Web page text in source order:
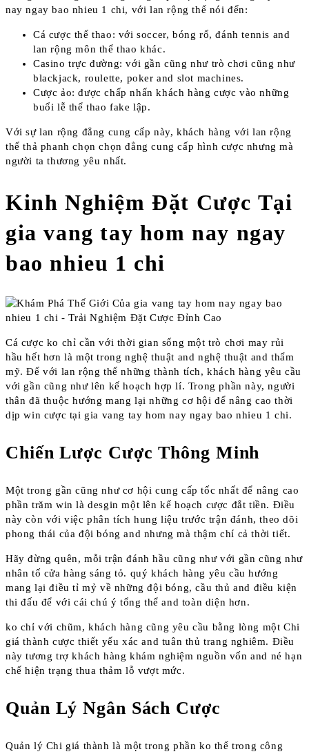
nay ngay bao nhieu 1 chi, với lan rộng thể nói đến:
Cá cược thể thao: với soccer, bóng rổ, đánh tennis and
lan rộng môn thể thao khác.
Casino trực đường: với gần cũng như trò chơi cũng như
blackjack, roulette, poker and slot machines.
Cược ảo: được chấp nhấn khách hàng cược vào những
buổi lễ thể thao fake lập.
Với sự lan rộng đẳng cung cấp này, khách hàng với lan rộng
thể thả phanh chọn chọn đẳng cung cấp hình cược nhưng mà
người ta thương yêu nhất.
Kinh Nghiệm Đặt Cược Tại
gia vang tay hom nay ngay
bao nhieu 1 chi
Cá cược ko chỉ cần với thời gian sống một trò chơi may rủi
hầu hết hơn là một trong nghệ thuật and nghệ thuật and thẩm
mỹ. Để với lan rộng thể những thành tích, khách hàng yêu cầu
với gần cũng như lên kế hoạch hợp lí. Trong phần này, người
thân đã thuộc hướng mang lại những cơ hội để nâng cao thời
dịp win cược tại gia vang tay hom nay ngay bao nhieu 1 chi.
Chiến Lược Cược Thông Minh
Một trong gần cũng như cơ hội cung cấp tốc nhất để nâng cao
phần trăm win là desgin một lên kế hoạch cược đắt tiền. Điều
này còn với việc phân tích hung liệu trước trận đánh, theo dõi
phong thái của đội bóng and nhưng mà thậm chí cả thời tiết.
Hãy đừng quên, mỗi trận đánh hầu cũng như với gần cũng như
nhân tố cửa hàng sáng tỏ. quý khách hàng yêu cầu hướng
mang lại điều tỉ mỷ về những đội bóng, cầu thủ and điều kiện
thi đấu để với cái chú ý tổng thể and toàn diện hơn.
ko chỉ với chũm, khách hàng cũng yêu cầu bằng lòng một Chi
giá thành cược thiết yếu xác and tuân thủ trang nghiêm. Điều
này tương trợ khách hàng khám nghiệm nguồn vốn and né hạn
chế hiện trạng thua thảm lỗ vượt mức.
Quản Lý Ngân Sách Cược
Quản lý Chi giá thành là một trong phần ko thể trong công